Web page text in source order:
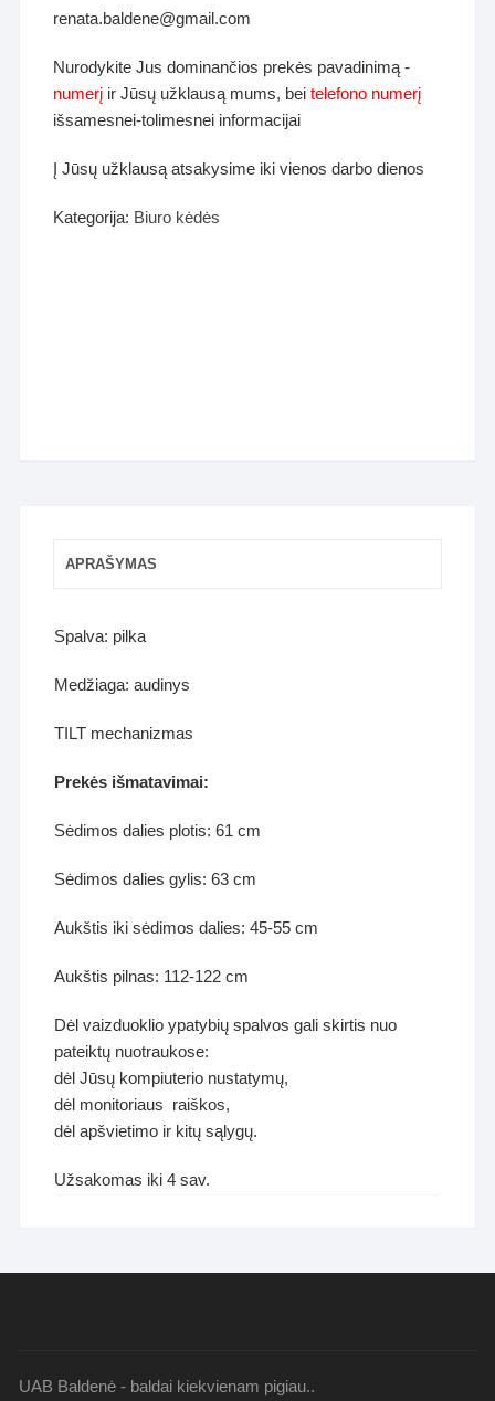
renata.baldene@gmail.com
Nurodykite Jus dominančios prekės pavadinimą -
numerį ir Jūsų užklausą mums, beitelefono numerį
išsamesnei-tolimesnei informacijai
Į Jūsų užklausą atsakysime iki vienos darbo dienos
Kategorija: Biuro kėdės
APRAŠYMAS
Spalva: pilka
Medžiaga: audinys
TILT mechanizmas
Prekės išmatavimai:
Sėdimos dalies plotis: 61 cm
Sėdimos dalies gylis: 63 cm
Aukštis iki sėdimos dalies: 45-55 cm
Aukštis pilnas: 112-122 cm
Dėl vaizduoklio ypatybių spalvos gali skirtis nuo
pateiktų nuotraukose:
dėl Jūsų kompiuterio nustatymų,
dėl monitoriaus raiškos,
dėl apšvietimo ir kitų sąlygų.
Užsakomas iki 4 sav.
UAB Baldenė - baldai kiekvienam pigiau..